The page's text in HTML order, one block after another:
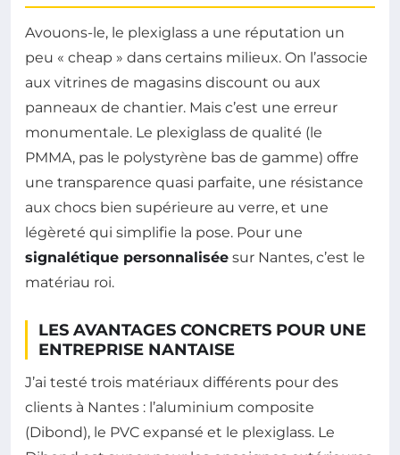
Avouons-le, le plexiglass a une réputation un
peu « cheap » dans certains milieux. On l’associe
aux vitrines de magasins discount ou aux
panneaux de chantier. Mais c’est une erreur
monumentale. Le plexiglass de qualité (le
PMMA, pas le polystyrène bas de gamme) offre
une transparence quasi parfaite, une résistance
aux chocs bien supérieure au verre, et une
légèreté qui simplifie la pose. Pour une
signalétique personnalisée sur Nantes, c’est le
matériau roi.
LES AVANTAGES CONCRETS POUR UNE
ENTREPRISE NANTAISE
J’ai testé trois matériaux différents pour des
clients à Nantes : l’aluminium composite
(Dibond), le PVC expansé et le plexiglass. Le